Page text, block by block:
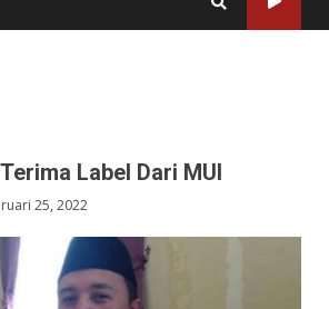
Label Dari MUI
25, 2022